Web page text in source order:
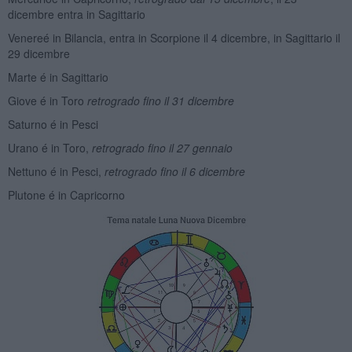
dicembre entra in Sagittario
Venereé in Bilancia, entra in Scorpione il 4 dicembre, in Sagittario il
29 dicembre
Marte é in Sagittario
Giove é in Toro retrogrado fino il 31 dicembre
Saturno é in Pesci
Urano é in Toro, retrogrado fino il 27 gennaio
Nettuno é in Pesci, retrogrado fino il 6 dicembre
Plutone é in Capricorno